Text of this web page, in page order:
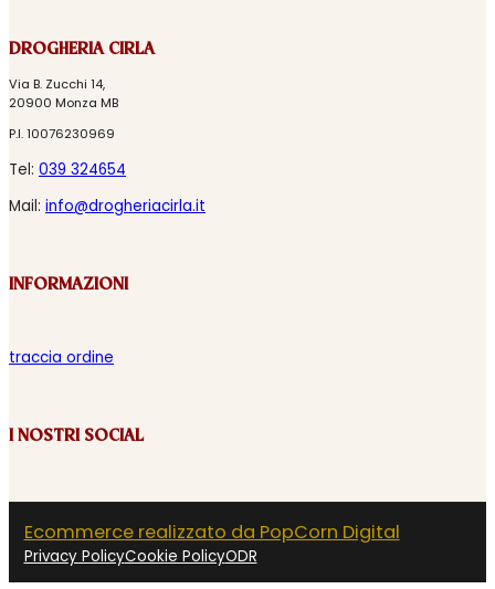
DROGHERIA CIRLA
Via B. Zucchi 14,
20900 Monza MB
P.I. 10076230969
Tel: 039 324654
Mail: info@drogheriacirla.it
INFORMAZIONI
traccia ordine
I NOSTRI SOCIAL
Ecommerce realizzato da PopCorn Digital
Privacy PolicyCookie PolicyODR